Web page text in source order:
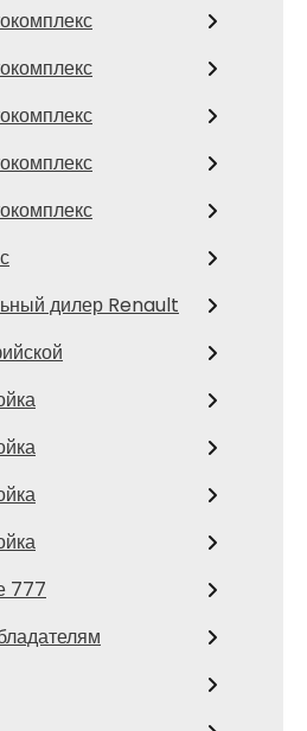
дилер Renault
777